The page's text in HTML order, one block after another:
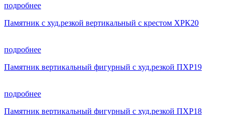
подробнее
Памятник с худ.резкой вертикальный с крестом ХРК20
подробнее
Памятник вертикальный фигурный с худ.резкой ПХР19
подробнее
Памятник вертикальный фигурный с худ.резкой ПХР18